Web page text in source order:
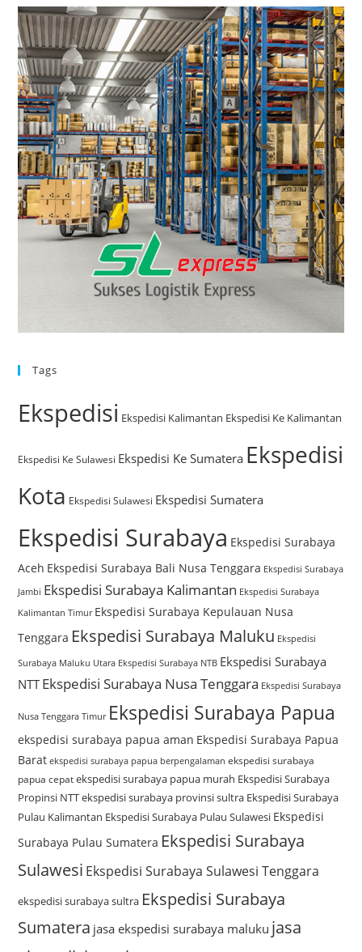
Tags
Ekspedisi Ekspedisi Kalimantan Ekspedisi Ke Kalimantan
Ekspedisi Ke Sulawesi Ekspedisi Ke Sumatera Ekspedisi
Kota Ekspedisi Sulawesi Ekspedisi Sumatera
Ekspedisi Surabaya Ekspedisi Surabaya
Aceh Ekspedisi Surabaya Bali Nusa Tenggara Ekspedisi Surabaya
Jambi Ekspedisi Surabaya Kalimantan Ekspedisi Surabaya
Kalimantan Timur Ekspedisi Surabaya Kepulauan Nusa
Tenggara Ekspedisi Surabaya Maluku Ekspedisi
Surabaya Maluku Utara Ekspedisi Surabaya NTB Ekspedisi Surabaya
NTTEkspedisi Surabaya Nusa Tenggara Ekspedisi Surabaya
Nusa Tenggara Timur Ekspedisi Surabaya Papua
ekspedisi surabaya papua aman Ekspedisi Surabaya Papua
Barat ekspedisi surabaya papua berpengalaman ekspedisi surabaya
papua cepat ekspedisi surabaya papua murah Ekspedisi Surabaya
Propinsi NTTekspedisi surabaya provinsi sultra Ekspedisi Surabaya
Pulau Kalimantan Ekspedisi Surabaya Pulau Sulawesi Ekspedisi
Surabaya Pulau Sumatera Ekspedisi Surabaya
Sulawesi Ekspedisi Surabaya Sulawesi Tenggara
ekspedisi surabaya sultra Ekspedisi Surabaya
Sumatera jasa ekspedisi surabaya maluku jasa